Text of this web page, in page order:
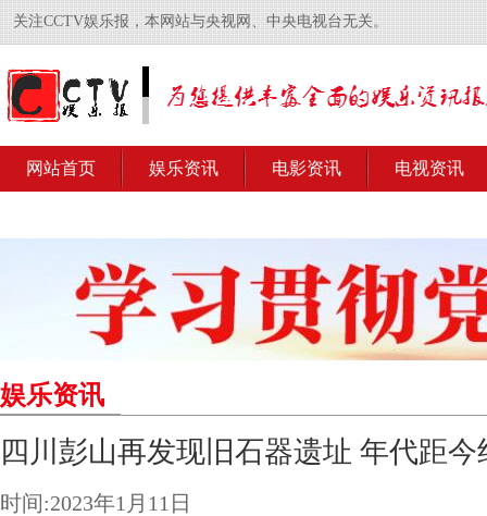
关注CCTV娱乐报，本网站与央视网、中央电视台无关。
网站首页 娱乐资讯 电影资讯 电视资讯
娱乐资讯
四川彭山再发现旧石器遗址 年代距
时间:2023年1月11日